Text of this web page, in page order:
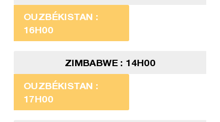
OUZBÉKISTAN :
16H00
ZIMBABWE : 14H00
OUZBÉKISTAN :
17H00